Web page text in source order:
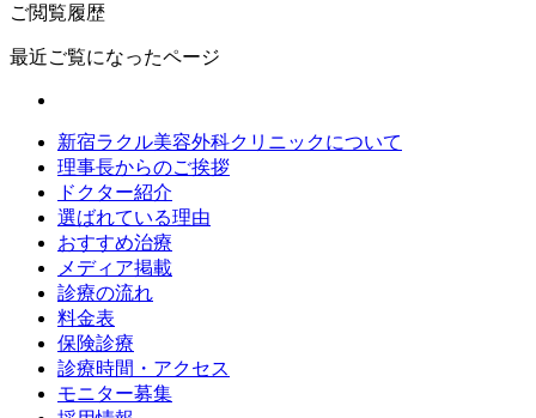
ご閲覧履歴
最近ご覧になったページ
新宿ラクル美容外科クリニックについて
理事長からのご挨拶
ドクター紹介
選ばれている理由
おすすめ治療
メディア掲載
診療の流れ
料金表
保険診療
診療時間・アクセス
モニター募集